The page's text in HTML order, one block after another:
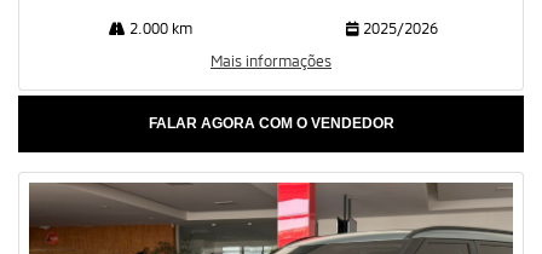
2.000 km
2025/2026
Mais informações
FALAR AGORA COM O VENDEDOR